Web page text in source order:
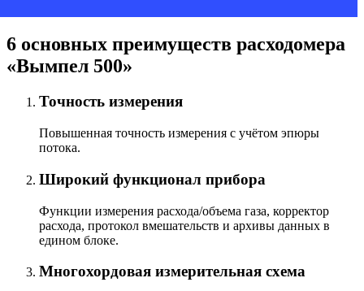
6 основных преимуществ расходомера
«Вымпел 500»
Точность измерения
Повышенная точность измерения с учётом эпюры
потока.
Широкий функционал прибора
Функции измерения расхода/объема газа, корректор
расхода, протокол вмешательств и архивы данных в
едином блоке.
Многохордовая измерительная схема